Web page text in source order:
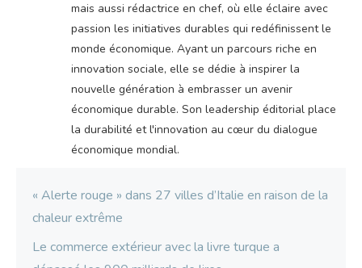
mais aussi rédactrice en chef, où elle éclaire avec
passion les initiatives durables qui redéfinissent le
monde économique. Ayant un parcours riche en
innovation sociale, elle se dédie à inspirer la
nouvelle génération à embrasser un avenir
économique durable. Son leadership éditorial place
la durabilité et l'innovation au cœur du dialogue
économique mondial.
« Alerte rouge » dans 27 villes d’Italie en raison de la
chaleur extrême
Le commerce extérieur avec la livre turque a